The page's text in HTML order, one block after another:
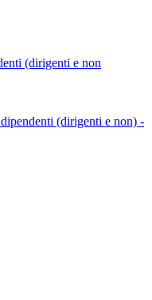
(dirigenti e non
(dirigenti e non) -